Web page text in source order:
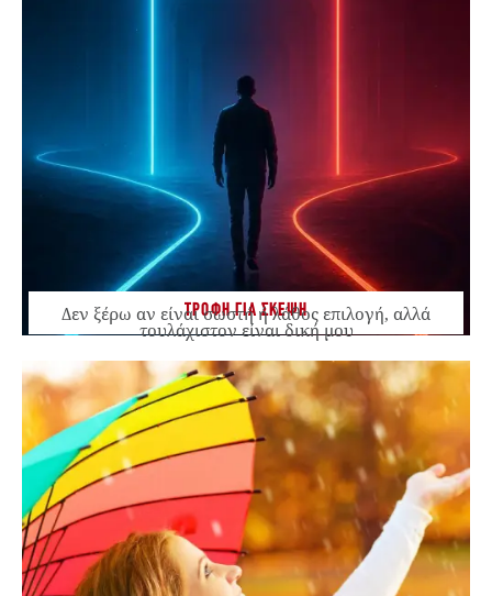
ΤΡΟΦΗ ΓΙΑ ΣΚΕΨΗ
Δεν ξέρω αν είναι σωστή ή λάθος επιλογή, αλλά
τουλάχιστον είναι δική μου